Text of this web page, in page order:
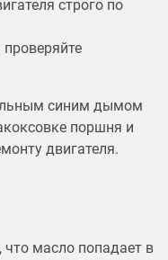
строго по
синим дымом
поршня и
двигателя.
масло попадает в